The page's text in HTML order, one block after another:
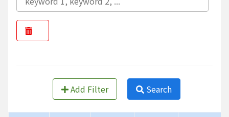
Add Filter Search